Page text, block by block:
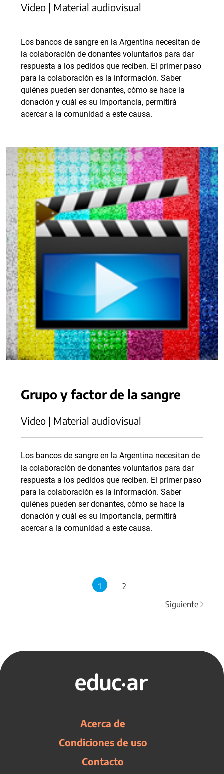
Video | Material audiovisual
Los bancos de sangre en la Argentina necesitan de
la colaboración de donantes voluntarios para dar
respuesta a los pedidos que reciben. El primer paso
para la colaboración es la información. Saber
quiénes pueden ser donantes, cómo se hace la
donación y cuál es su importancia, permitirá
acercar a la comunidad a este causa.
Grupo y factor de la sangre
Video | Material audiovisual
Los bancos de sangre en la Argentina necesitan de
la colaboración de donantes voluntarios para dar
respuesta a los pedidos que reciben. El primer paso
para la colaboración es la información. Saber
quiénes pueden ser donantes, cómo se hace la
donación y cuál es su importancia, permitirá
acercar a la comunidad a este causa.
1
2
Siguiente
Acerca de
Condiciones de uso
Contacto